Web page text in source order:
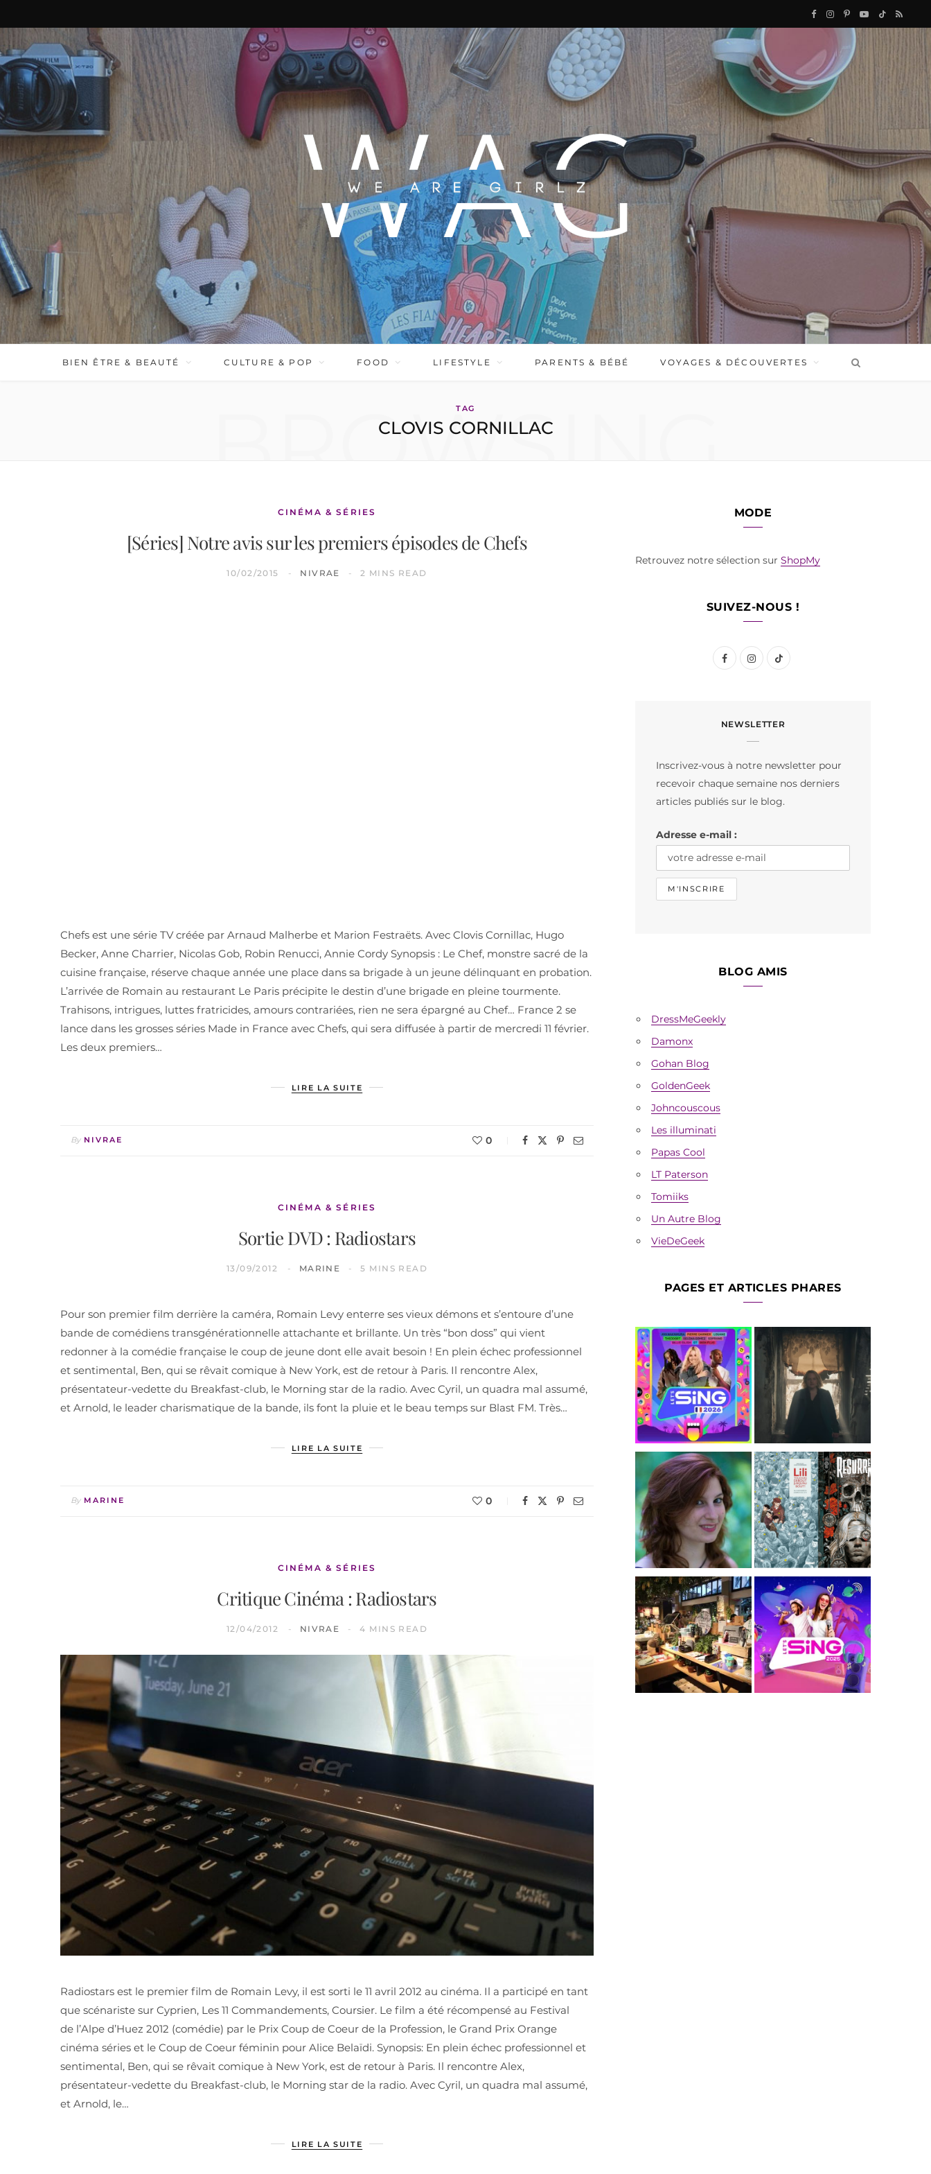
F
c
o
k
I
s
g
a
P
r
Y
b
e
T
k
R
BIEN ÊTRE & BEAUTÉ CULTURE & POP FOOD LIFESTYLE PARENTS & BÉBÉ VOYAGES & DÉCOUVERTES
TAG
CLOVIS CORNILLAC
BROWSING
CINÉMA & SÉRIES
[Séries] Notre avis sur les premiers épisodes de Chefs
10/02/2015 NIVRAE 2 MINS READ
Chefs est une série TV créée par Arnaud Malherbe et Marion Festraëts. Avec Clovis Cornillac, Hugo
Becker, Anne Charrier, Nicolas Gob, Robin Renucci, Annie Cordy Synopsis : Le Chef, monstre sacré de la
cuisine française, réserve chaque année une place dans sa brigade à un jeune délinquant en probation.
L’arrivée de Romain au restaurant Le Paris précipite le destin d’une brigade en pleine tourmente.
Trahisons, intrigues, luttes fratricides, amours contrariées, rien ne sera épargné au Chef… France 2 se
lance dans les grosses séries Made in France avec Chefs, qui sera diffusée à partir de mercredi 11 février.
Les deux premiers…
LIRE LA SUITE
By NIVRAE 0
CINÉMA & SÉRIES
Sortie DVD : Radiostars
13/09/2012 MARINE 5 MINS READ
Pour son premier film derrière la caméra, Romain Levy enterre ses vieux démons et s’entoure d’une
bande de comédiens transgénérationnelle attachante et brillante. Un très “bon doss” qui vient
redonner à la comédie française le coup de jeune dont elle avait besoin ! En plein échec professionnel
et sentimental, Ben, qui se rêvait comique à New York, est de retour à Paris. Il rencontre Alex,
présentateur-vedette du Breakfast-club, le Morning star de la radio. Avec Cyril, un quadra mal assumé,
et Arnold, le leader charismatique de la bande, ils font la pluie et le beau temps sur Blast FM. Très…
LIRE LA SUITE
By MARINE 0
CINÉMA & SÉRIES
Critique Cinéma : Radiostars
12/04/2012 NIVRAE 4 MINS READ
Radiostars est le premier film de Romain Levy, il est sorti le 11 avril 2012 au cinéma. Il a participé en tant
que scénariste sur Cyprien, Les 11 Commandements, Coursier. Le film a été récompensé au Festival
de l’Alpe d’Huez 2012 (comédie) par le Prix Coup de Coeur de la Profession, le Grand Prix Orange
cinéma séries et le Coup de Coeur féminin pour Alice Belaïdi. Synopsis: En plein échec professionnel et
sentimental, Ben, qui se rêvait comique à New York, est de retour à Paris. Il rencontre Alex,
présentateur-vedette du Breakfast-club, le Morning star de la radio. Avec Cyril, un quadra mal assumé,
et Arnold, le…
LIRE LA SUITE
MODE
Retrouvez notre sélection sur ShopMy
SUIVEZ-NOUS !
F
e
o
I
t
r
m
T
T
NEWSLETTER
Inscrivez-vous à notre newsletter pour
recevoir chaque semaine nos derniers
articles publiés sur le blog.
Adresse e-mail :
BLOG AMIS
DressMeGeekly
Damonx
Gohan Blog
GoldenGeek
Johncouscous
Les illuminati
Papas Cool
LT Paterson
Tomiiks
Un Autre Blog
VieDeGeek
PAGES ET ARTICLES PHARES